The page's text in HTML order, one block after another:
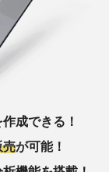
成できる！
売が可能！